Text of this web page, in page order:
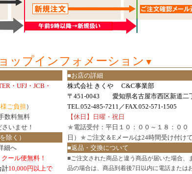
ップインフォメーション ▼
・UFJ・JCB・
ご負担 ）
数料無料
さいませ！
除く）
細へ
ール便無料！
計10,000円以上で
■お店の詳細
株式会社 きくや C&C事業部
〒451-0043 愛知県名古屋市西区新道二
TEL.052-485-7211／FAX.052-571-1505
【休日】日曜・祝日
★電話受付：平日１０：００～１８：００
日） ★ご注文＆Eメールは24時間受け付け
■返品・交換について
■ご注文された商品と違う商品が届いた場合、
品の場合は、商品到着後7日以内に電話または